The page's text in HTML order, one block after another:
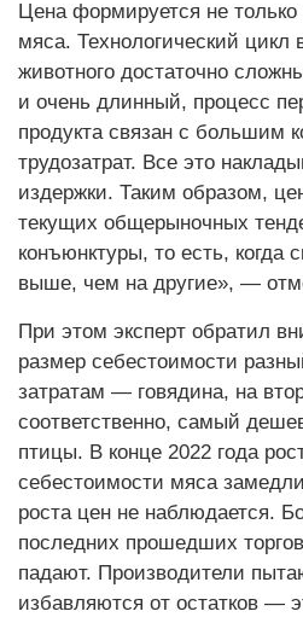
Цена формируется не
мяса. Технологический цикл
животного достаточно
и очень длинный, процесс
продукта связан с большим
трудозатрат. Все это
издержки. Таким образом,
текущих общерыночных
конъюнктуры, то есть, когда
выше, чем на другие», —
При этом эксперт обратил
размер себестоимости
затратам — говядина, на
соответственно, самый
птицы. В конце 2022 года
себестоимости мяса
роста цен не наблюдается.
последних прошедших
падают. Производители
избавляются от остатков —